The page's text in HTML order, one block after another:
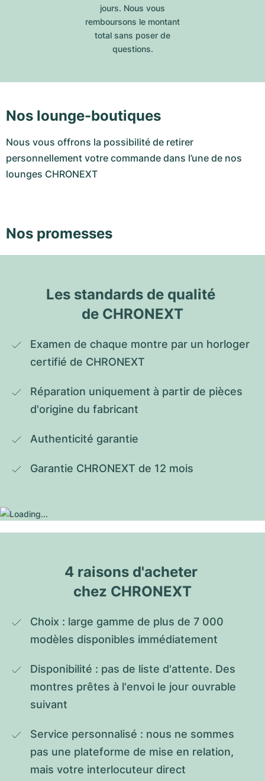
jours. Nous vous
remboursons le montant
total sans poser de
questions.
Nos lounge-boutiques
Nous vous offrons la possibilité de retirer
personnellement votre commande dans l’une de nos
lounges CHRONEXT
Nos promesses
Les standards de qualité
de CHRONEXT
Examen de chaque montre par un horloger
certifié de CHRONEXT
Réparation uniquement à partir de pièces
d'origine du fabricant
Authenticité garantie
Garantie CHRONEXT de 12 mois
4 raisons d'acheter
chez CHRONEXT
Choix : large gamme de plus de 7 000
modèles disponibles immédiatement
Disponibilité : pas de liste d'attente. Des
montres prêtes à l'envoi le jour ouvrable
suivant
Service personnalisé : nous ne sommes
pas une plateforme de mise en relation,
mais votre interlocuteur direct